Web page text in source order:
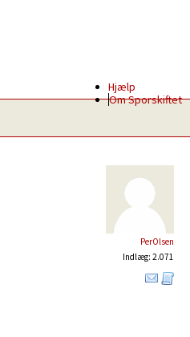
Hjælp
Om Sporskiftet
PerOlsen
Indlæg: 2.071